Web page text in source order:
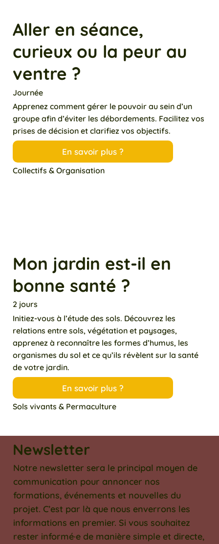
Aller en séance,
curieux ou la peur au
ventre ?
Journée
Apprenez comment gérer le pouvoir au sein d’un
groupe afin d’éviter les débordements. Facilitez vos
prises de décision et clarifiez vos objectifs.
En savoir plus ?
Collectifs & Organisation
Mon jardin est-il en
bonne santé ?
2 jours
Initiez-vous à l’étude des sols. Découvrez les
relations entre sols, végétation et paysages,
apprenez à reconnaître les formes d’humus, les
organismes du sol et ce qu’ils révèlent sur la santé
de votre jardin.
En savoir plus ?
Sols vivants & Permaculture
Newsletter
Notre newsletter sera le principal moyen de
communication pour annoncer nos
formations, événements et nouvelles du
projet. C’est par là que nous enverrons les
informations en premier. Si vous souhaitez
rester informé·e de manière simple et directe,